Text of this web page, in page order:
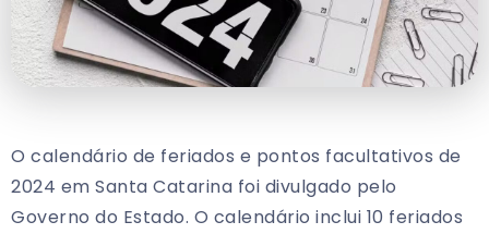
O calendário de feriados e pontos facultativos de
2024 em Santa Catarina foi divulgado pelo
Governo do Estado. O calendário inclui 10 feriados